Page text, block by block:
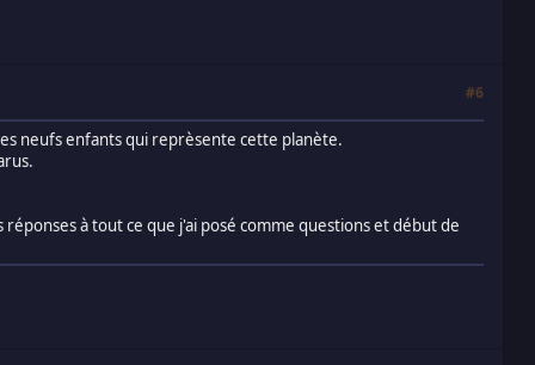
#6
neufs enfants qui reprèsente cette planète.
à tout ce que j'ai posé comme questions et début de